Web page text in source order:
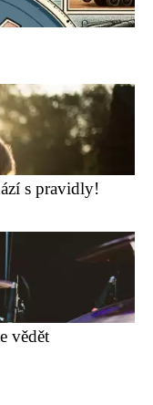
s pravidly!
vědět